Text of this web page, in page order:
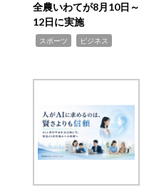
全農いわてが8月10日～
12日に実施
スポーツ ビジネス